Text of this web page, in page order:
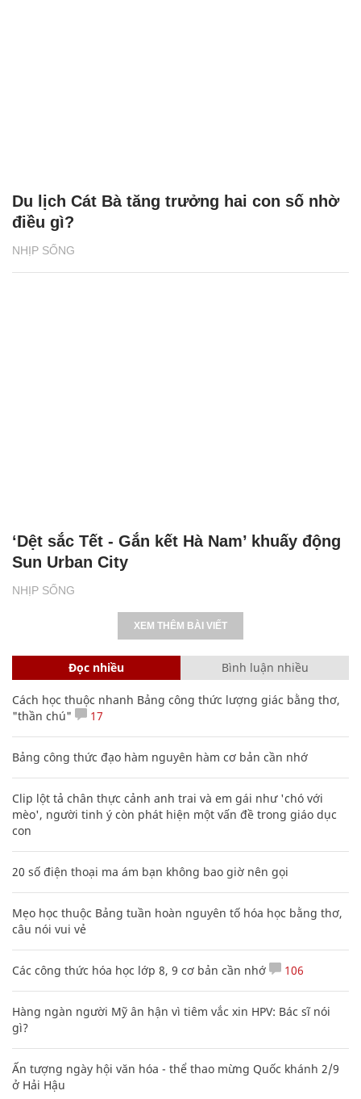
NHỊP SỐNG
Du lịch Cát Bà tăng trưởng hai con số nhờ
điều gì?
NHỊP SỐNG
‘Dệt sắc Tết - Gắn kết Hà Nam’ khuấy động
Sun Urban City
XEM THÊM BÀI VIẾT
Đọc nhiều Bình luận nhiều
Cách học thuộc nhanh Bảng công thức lượng giác bằng thơ,
"thần chú"
17
Bảng công thức đạo hàm nguyên hàm cơ bản cần nhớ
Clip lột tả chân thực cảnh anh trai và em gái như 'chó với
mèo', người tinh ý còn phát hiện một vấn đề trong giáo dục
con
20 số điện thoại ma ám bạn không bao giờ nên gọi
Mẹo học thuộc Bảng tuần hoàn nguyên tố hóa học bằng thơ,
câu nói vui vẻ
Các công thức hóa học lớp 8, 9 cơ bản cần nhớ 106
Hàng ngàn người Mỹ ân hận vì tiêm vắc xin HPV: Bác sĩ nói
gì?
Ấn tượng ngày hội văn hóa - thể thao mừng Quốc khánh 2/9
ở Hải Hậu